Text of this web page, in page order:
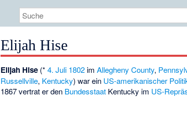
Elijah Hise
Elijah Hise (*4. Juli 1802 imAllegheny County,
Russellville, Kentucky) war ein US-amerikanischer
1867 vertrat er den Bundesstaat Kentucky im US-